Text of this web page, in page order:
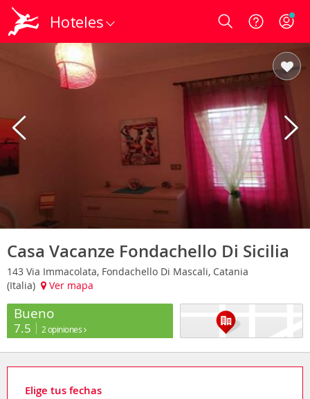
Hoteles Login
Casa Vacanze Fondachello Di Sicilia
143 Via Immacolata, Fondachello Di Mascali, Catania
(Italia)
Ver mapa
Bueno
7.5 2 opiniones
Elige tus fechas